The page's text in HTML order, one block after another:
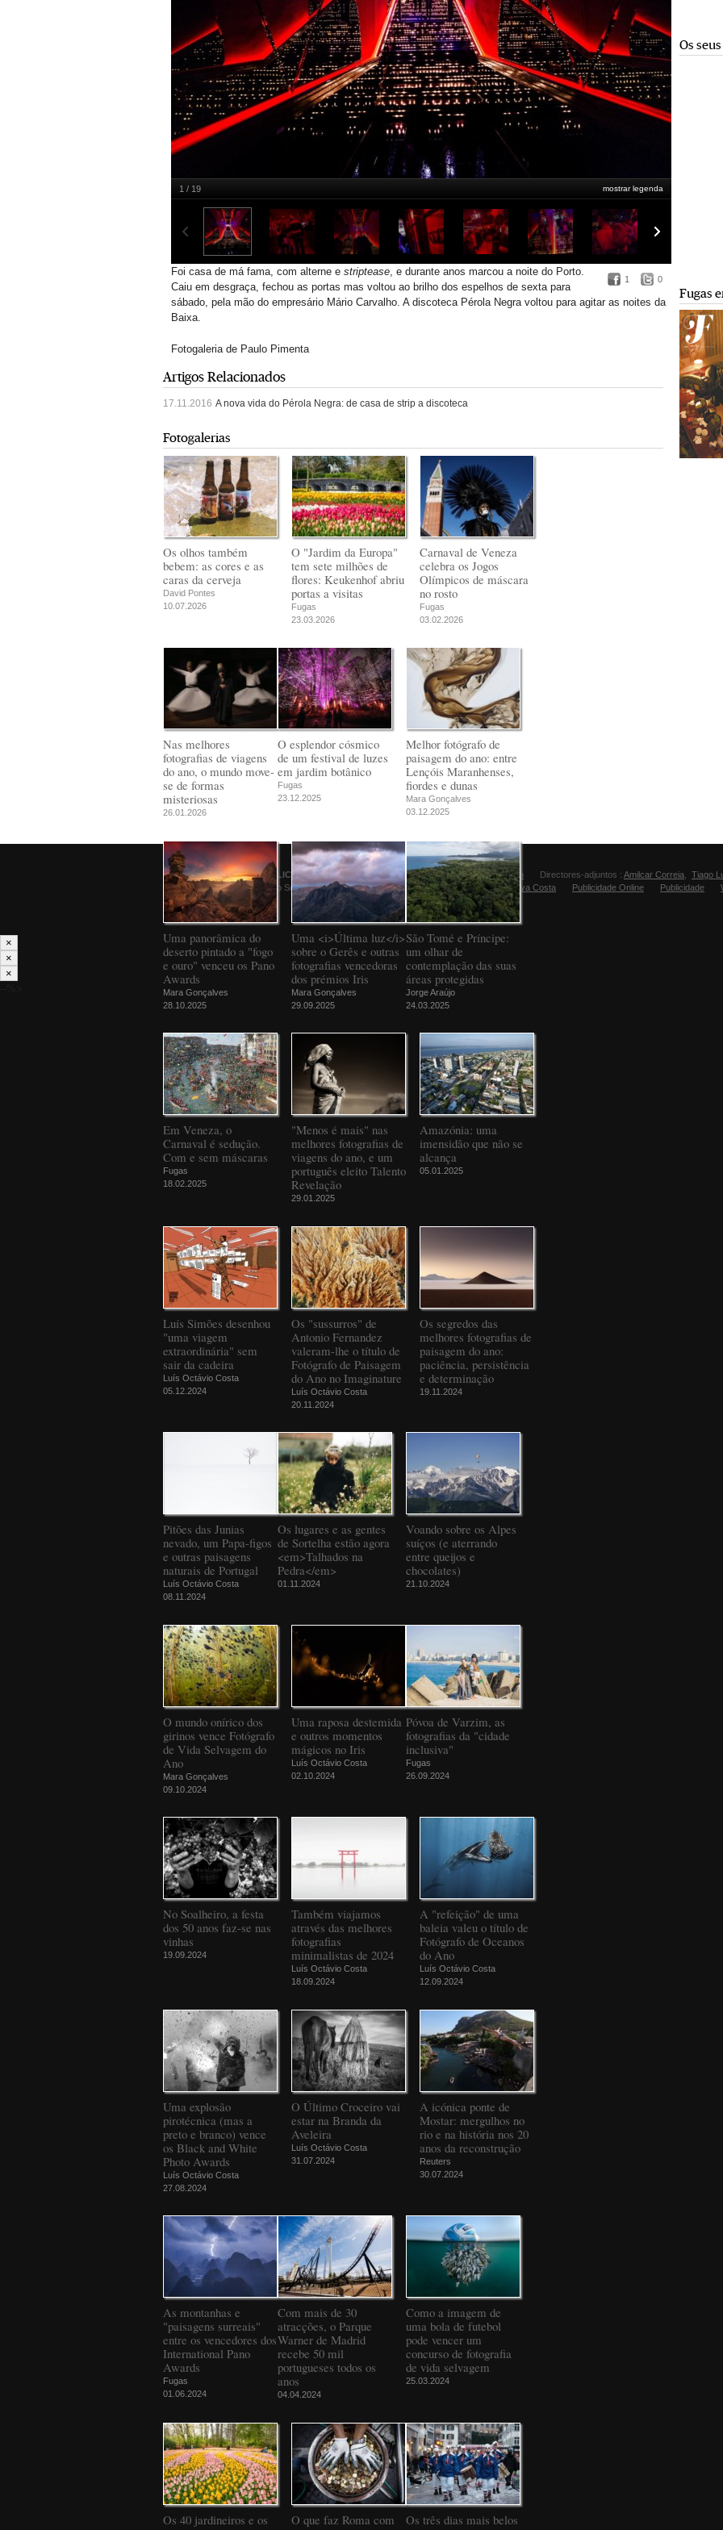
mostrar legenda
1 / 19
1 0
Foi casa de má fama, com alterne e striptease, e durante anos marcou a noite do Porto.
Caiu em desgraça, fechou as portas mas voltou ao brilho dos espelhos de sexta para
sábado, pela mão do empresário Mário Carvalho. A discoteca Pérola Negra voltou para agitar as noites da
Baixa.
Fotogaleria de Paulo Pimenta
Artigos Relacionados
17.11.2016 A nova vida do Pérola Negra: de casa de strip a discoteca
Fotogalerias
Os olhos também
bebem: as cores e as
caras da cerveja
David Pontes
10.07.2026
O "Jardim da Europa"
tem sete milhões de
flores: Keukenhof abriu
portas a visitas
Fugas
23.03.2026
Carnaval de Veneza
celebra os Jogos
Olímpicos de máscara
no rosto
Fugas
03.02.2026
Nas melhores
fotografias de viagens
do ano, o mundo move-
se de formas
misteriosas
26.01.2026
O esplendor cósmico
de um festival de luzes
em jardim botânico
Fugas
23.12.2025
Melhor fotógrafo de
paisagem do ano: entre
Lençóis Maranhenses,
fiordes e dunas
Mara Gonçalves
03.12.2025
Uma panorâmica do
deserto pintado a "fogo
e ouro" venceu os Pano
Awards
Mara Gonçalves
28.10.2025
Uma <i>Última luz</i>
sobre o Gerês e outras
fotografias vencedoras
dos prémios Iris
Mara Gonçalves
29.09.2025
São Tomé e Príncipe:
um olhar de
contemplação das suas
áreas protegidas
Jorge Araújo
24.03.2025
Em Veneza, o
Carnaval é sedução.
Com e sem máscaras
Fugas
18.02.2025
"Menos é mais" nas
melhores fotografias de
viagens do ano, e um
português eleito Talento
Revelação
29.01.2025
Amazónia: uma
imensidão que não se
alcança
05.01.2025
Luís Simões desenhou
"uma viagem
extraordinária" sem
sair da cadeira
Luís Octávio Costa
05.12.2024
Os "sussurros" de
Antonio Fernandez
valeram-lhe o título de
Fotógrafo de Paisagem
do Ano no Imaginature
Luís Octávio Costa
20.11.2024
Os segredos das
melhores fotografias de
paisagem do ano:
paciência, persistência
e determinação
19.11.2024
Pitões das Junias
nevado, um Papa-figos
e outras paisagens
naturais de Portugal
Luís Octávio Costa
08.11.2024
Os lugares e as gentes
de Sortelha estão agora
<em>Talhados na
Pedra</em>
01.11.2024
Voando sobre os Alpes
suíços (e aterrando
entre queijos e
chocolates)
21.10.2024
O mundo onírico dos
girinos vence Fotógrafo
de Vida Selvagem do
Ano
Mara Gonçalves
09.10.2024
Uma raposa destemida
e outros momentos
mágicos no Iris
Luís Octávio Costa
02.10.2024
Póvoa de Varzim, as
fotografias da "cidade
inclusiva"
Fugas
26.09.2024
No Soalheiro, a festa
dos 50 anos faz-se nas
vinhas
19.09.2024
Também viajamos
através das melhores
fotografias
minimalistas de 2024
Luís Octávio Costa
18.09.2024
A "refeição" de uma
baleia valeu o título de
Fotógrafo de Oceanos
do Ano
Luís Octávio Costa
12.09.2024
Uma explosão
pirotécnica (mas a
preto e branco) vence
os Black and White
Photo Awards
Luís Octávio Costa
27.08.2024
O Último Croceiro vai
estar na Branda da
Aveleira
Luís Octávio Costa
31.07.2024
A icónica ponte de
Mostar: mergulhos no
rio e na história nos 20
anos da reconstrução
Reuters
30.07.2024
As montanhas e
"paisagens surreais"
entre os vencedores dos
International Pano
Awards
Fugas
01.06.2024
Com mais de 30
atracções, o Parque
Warner de Madrid
recebe 50 mil
portugueses todos os
anos
04.04.2024
Como a imagem de
uma bola de futebol
pode vencer um
concurso de fotografia
de vida selvagem
25.03.2024
Os 40 jardineiros e os
O que faz Roma com
Os três dias mais belos
Os
Fugas
© 2026PÚBLICO
Comunicação Social SA
Director:Manuel Carvalho Directores-adjuntos : Amilcar Correia
Tiago
Editora Fugas:Sandra Silva Costa Publicidade Online Publicidade
×
×
×